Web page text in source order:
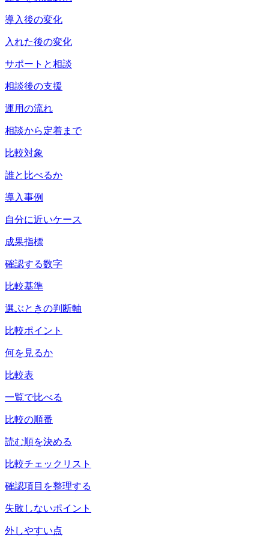
導入後の変化
入れた後の変化
サポートと相談
相談後の支援
運用の流れ
相談から定着まで
比較対象
誰と比べるか
導入事例
自分に近いケース
成果指標
確認する数字
比較基準
選ぶときの判断軸
比較ポイント
何を見るか
比較表
一覧で比べる
比較の順番
読む順を決める
比較チェックリスト
確認項目を整理する
失敗しないポイント
外しやすい点